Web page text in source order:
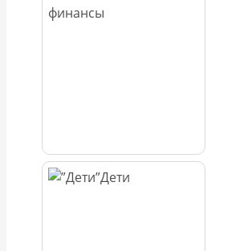
финансы
Дети